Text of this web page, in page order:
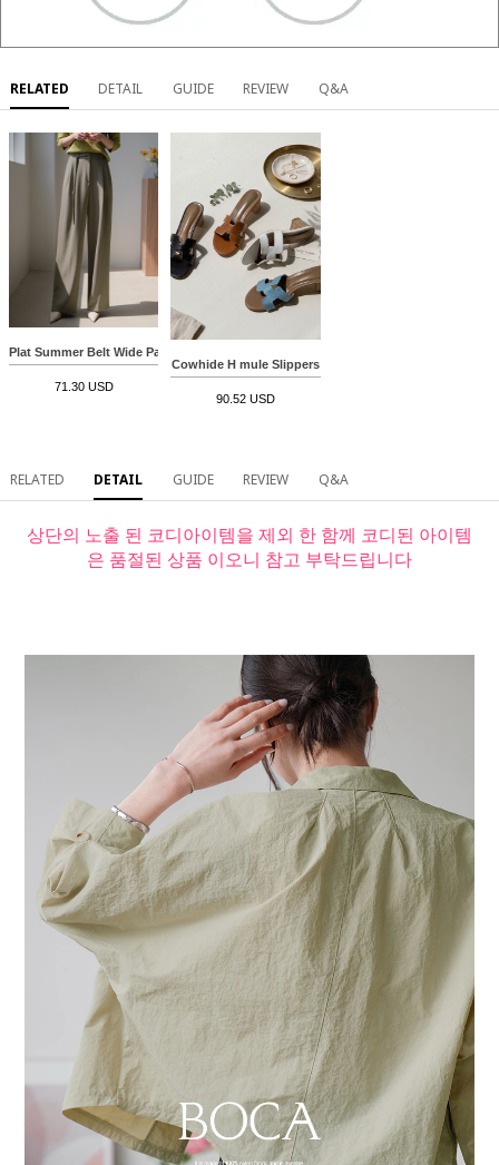
RELATED DETAIL GUIDE REVIEW Q&A
Plat Summer Belt Wide Pants
71.30 USD
Cowhide H mule Slippers
90.52 USD
RELATED DETAIL GUIDE REVIEW Q&A
상단의 노출 된 코디아이템을 제외 한 함께 코디된 아이템
은 품절된 상품 이오니 참고 부탁드립니다